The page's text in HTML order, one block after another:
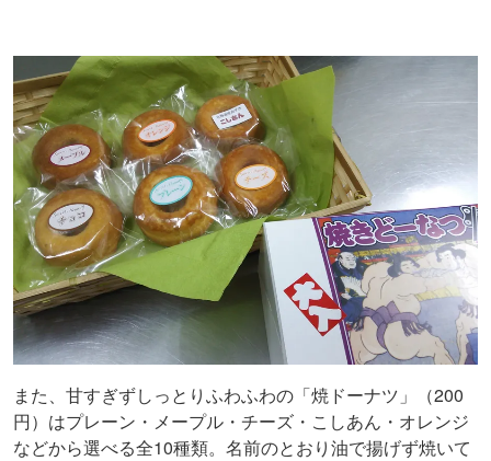
また、甘すぎずしっとりふわふわの「焼ドーナツ」（200
円）はプレーン・メープル・チーズ・こしあん・オレンジ
などから選べる全10種類。名前のとおり油で揚げず焼いて